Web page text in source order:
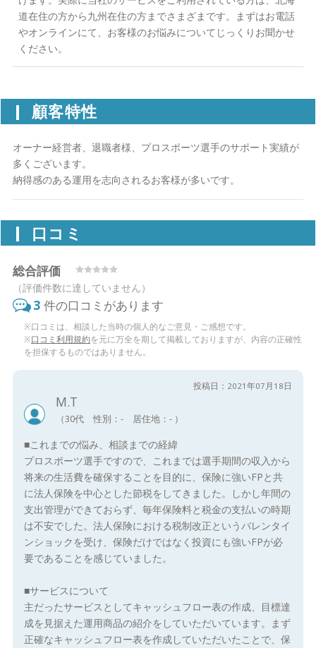
道在住の方から九州在住の方までさまざまです。まずはお電話
やオンラインにて、お客様のお悩みについてじっくりお聞かせ
ください。
顧客特性
オーナー経営者、退職者様、プロスポーツ選手のサポート実績が
多くございます。
納得感のある運用を志向されるお客様が多いです。
口コミ
総合評価
（評価件数に達していません）
3 件の口コミがあります
※口コミは、相談した当時の個人的なご意見・ご感想です。
※口コミ利用規約を元に万全を期して掲載しておりますが、内容の正確性
を担保するものではありません。
投稿日：2021年07月18日
M.T
（30代 性別：- 居住地：- ）
■これまでの悩み、相談までの経緯
プロスポーツ選手ですので、これまでは選手期間の収入から
将来の生活費を確保することを目的に、保険に強いFPと共
に法人保険を中心とした節税をしてきました。しかし年間の
支出管理ができておらず、毎年保険料と税金の支払いの時期
は不安でした。法人保険における税制改正というバレンタイ
ンショックを受け、保険だけではなく投資にも強いFPが必
要であることを感じていました。
■サービスについて
主だったサービスとしてキャッシュフロー表の作成、目標達
成を見据えた運用商品の紹介をしていただいています。まず
正確なキャッシュフロー表を作成していただいたことで、保